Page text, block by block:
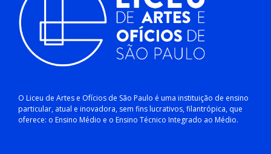
O Liceu de Artes e Ofícios de São Paulo é uma instituição de ensino
particular, atual e inovadora, sem fins lucrativos, filantrópica, que
oferece: o Ensino Médio e o Ensino Técnico Integrado ao Médio.